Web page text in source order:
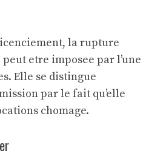
, la rupture
etre imposee par l’une
Elle se distingue
par le fait qu’elle
chomage.